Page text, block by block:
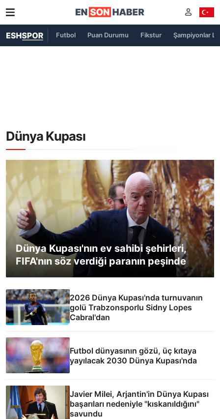
Futbol Puan Durumu Fikstur Şampiyonlar
Dünya Kupası
Dünya Kupası'nın ev sahibi şehirleri,
FIFA'nın söz verdiği paranın peşinde
2026 Dünya Kupası'nda turnuvanın
golü Trabzonsporlu Sidny Lopes
Cabral'dan
Futbol dünyasının gözü, üç kıtaya
yayılacak 2030 Dünya Kupası'nda
Javier Milei, Arjantin'in Dünya Kupası
başarıları nedeniyle "kıskanıldığını"
savundu